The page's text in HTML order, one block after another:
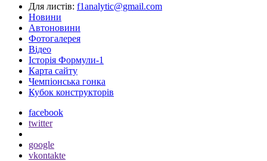
Для листів: f1analytic@gmail.com
Новини
Автоновини
Фотогалерея
Відео
Історія Формули-1
Карта сайту
Чемпіонська гонка
Кубок конструкторів
facebook
twitter
google
vkontakte